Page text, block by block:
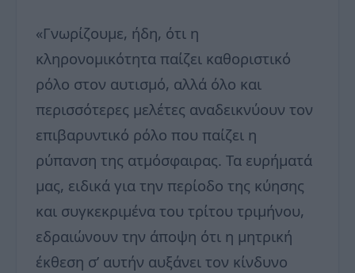
«Γνωρίζουμε, ήδη, ότι η
κληρονομικότητα παίζει καθοριστικό
ρόλο στον αυτισμό, αλλά όλο και
περισσότερες μελέτες αναδεικνύουν τον
επιβαρυντικό ρόλο που παίζει η
ρύπανση της ατμόσφαιρας. Τα ευρήματά
μας, ειδικά για την περίοδο της κύησης
και συγκεκριμένα του τρίτου τριμήνου,
εδραιώνουν την άποψη ότι η μητρική
έκθεση σ’ αυτήν αυξάνει τον κίνδυνο